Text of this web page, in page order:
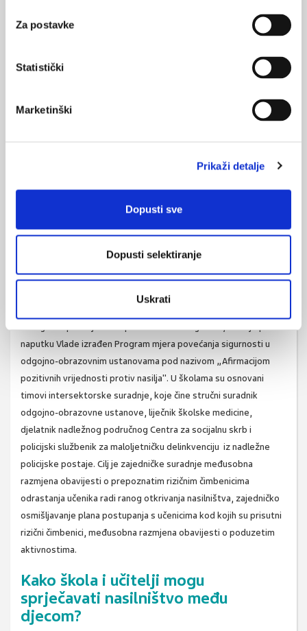
Za postavke
Statistički
Marketinški
Prikaži detalje
Dopusti sve
Dopusti selektiranje
Uskrati
policiju ili nadležno državno odvjetništvo.
prijavi Centru za socijalnu skrb, uredima lokalne državne uprave,
Nakon proteklih godina uporabe Protokola uočila se potreba da
ga se poboljša i dopuni te pojasne pojedinosti, jer praksa
Cilj Protokola je da se pomogne djeci žrtvama i nasilnoj djeci da
izađu iz kruga zlostavljanja (vježbanje socijalnih vještina,
povećanje samopouzdanja, promjena ponašanja, intervencija u
obiteljskom okruženju, intervencija u školi u poboljšanju odnosa
naputku Vlade izrađen Program mjera povećanja sigurnosti u
odgojno-obrazovnim ustanovama pod nazivom „Afirmacijom
pozitivnih vrijednosti protiv nasilja". U školama su osnovani
timovi intersektorske suradnje, koje čine stručni suradnik
odgojno-obrazovne ustanove, liječnik školske medicine,
djelatnik nadležnog područnog Centra za socijalnu skrb i
policijski službenik za maloljetničku delinkvenciju iz nadležne
policijske postaje. Cilj je zajedničke suradnje međusobna
razmjena obavijesti o prepoznatim rizičnim čimbenicima
odrastanja učenika radi ranog otkrivanja nasilništva, zajedničko
osmišljavanje plana postupanja s učenicima kod kojih su prisutni
rizični čimbenici, međusobna razmjena obavijesti o poduzetim
aktivnostima.
Kako škola i učitelji mogu
sprječavati nasilništvo među
djecom?